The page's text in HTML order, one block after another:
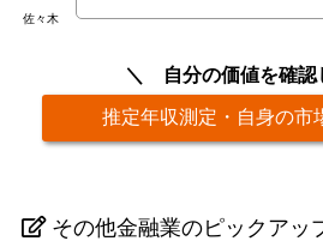
佐々木
自分の価値を確認
推定年収測定・自身の市
その他金融業のピックアッ